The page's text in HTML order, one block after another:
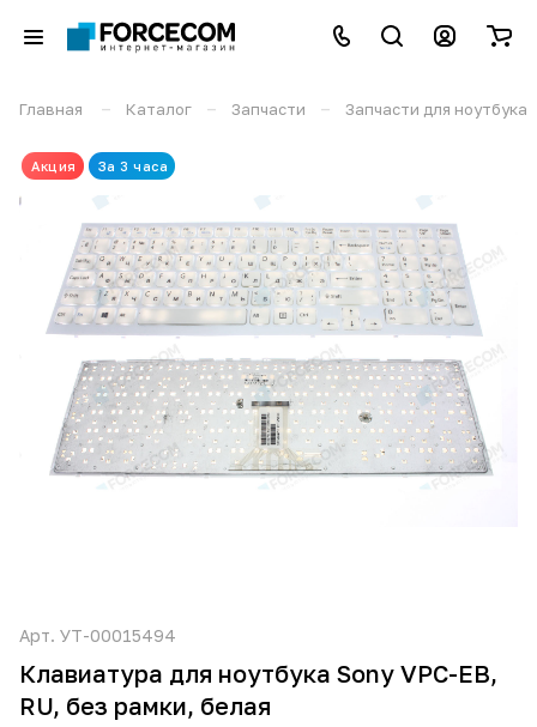
Главная – Каталог – Запчасти – Запчасти для ноутбука
Акция За 3 часа
Арт. УТ-00015494
Клавиатура для ноутбука Sony VPC-EB,
RU, без рамки, белая